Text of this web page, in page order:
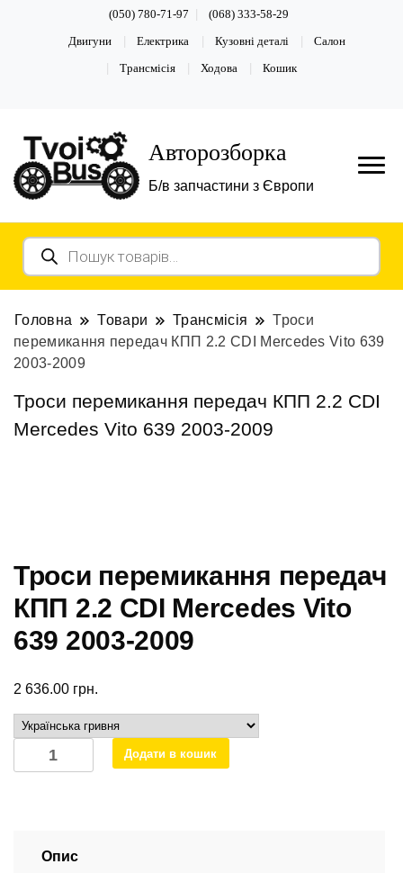
(050) 780-71-97 (068) 333-58-29
Двигуни Електрика Кузовні деталі Салон
Трансмісія Ходова Кошик
Авторозборка
Б/в запчастини з Європи
Пошук
товарів
Головна Товари Трансмісія
Троси
перемикання передач КПП 2.2 CDI Mercedes Vito 639
2003-2009
Троси перемикання передач КПП 2.2 CDI
Mercedes Vito 639 2003-2009
Троси перемикання передач
КПП 2.2 CDI Mercedes Vito
639 2003-2009
2 636.00 грн.
Троси
перемикання
Додати в кошик
Опис